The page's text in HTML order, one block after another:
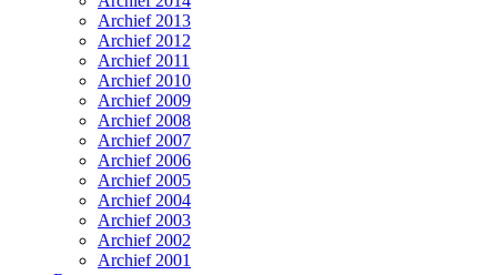
Archief 2013
Archief 2012
Archief 2011
Archief 2010
Archief 2009
Archief 2008
Archief 2007
Archief 2006
Archief 2005
Archief 2004
Archief 2003
Archief 2002
Archief 2001